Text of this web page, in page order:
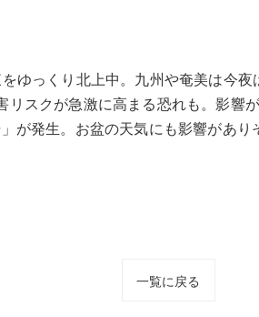
をゆっくり北上中。九州や奄美は今
リスクが急激に高まる恐れも。影響
が発生。お盆の天気にも影響があり
一覧に戻る